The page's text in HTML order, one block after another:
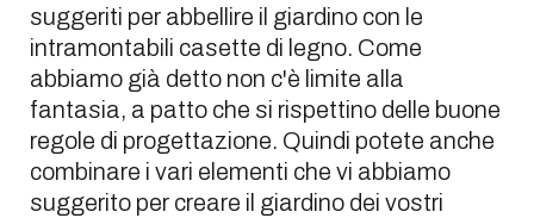
suggeriti per abbellire il giardino con le
intramontabili casette di legno. Come
abbiamo già detto non c'è limite alla
fantasia, a patto che si rispettino delle buone
regole di progettazione. Quindi potete anche
combinare i vari elementi che vi abbiamo
suggerito per creare il giardino dei vostri